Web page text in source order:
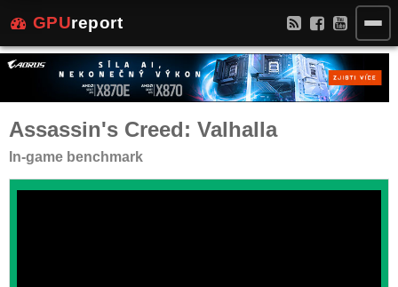
GPUreport
Assassin's Creed: Valhalla
In-game benchmark